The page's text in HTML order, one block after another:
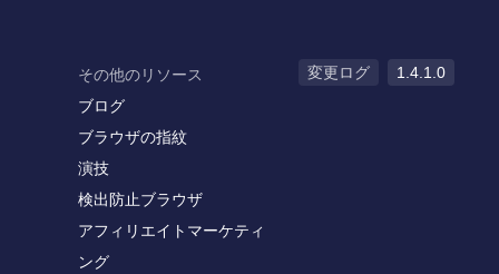
その他のリソース
ブログ
ブラウザの指紋
演技
検出防止ブラウザ
アフィリエイトマーケティ
ング
変更ログ 1.4.1.0